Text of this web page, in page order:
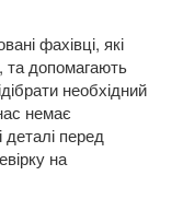
фахівці, які
та допомагають
необхідний
немає
деталі перед
на